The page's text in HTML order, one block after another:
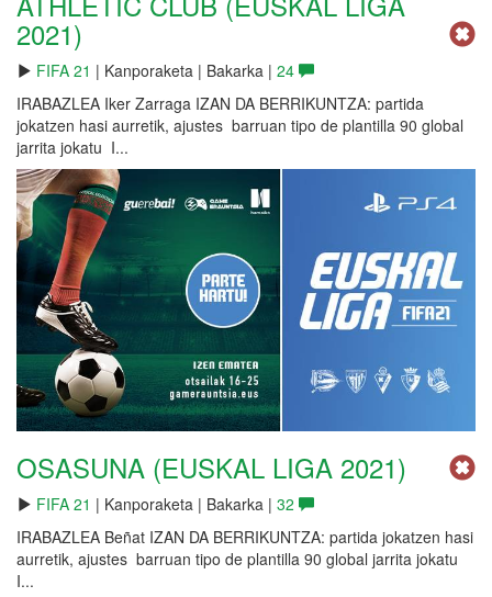
2021)
FIFA 21 | Kanporaketa | Bakarka | 24
IRABAZLEA Iker Zarraga IZAN DA BERRIKUNTZA: partida
jokatzen hasi aurretik, ajustes barruan tipo de plantilla 90 global
jarrita jokatu I...
OSASUNA (EUSKAL LIGA 2021)
FIFA 21 | Kanporaketa | Bakarka | 32
IRABAZLEA Beñat IZAN DA BERRIKUNTZA: partida jokatzen hasi
aurretik, ajustes barruan tipo de plantilla 90 global jarrita jokatu
I...